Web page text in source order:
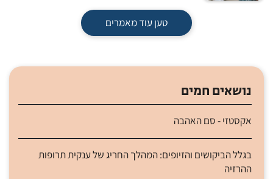
טען עוד מאמרים
נושאים חמים
אקסטזי - סם האהבה
בגלל הביקושים והזיופים: המהלך החריג של ענקית תרופות
ההרזיה